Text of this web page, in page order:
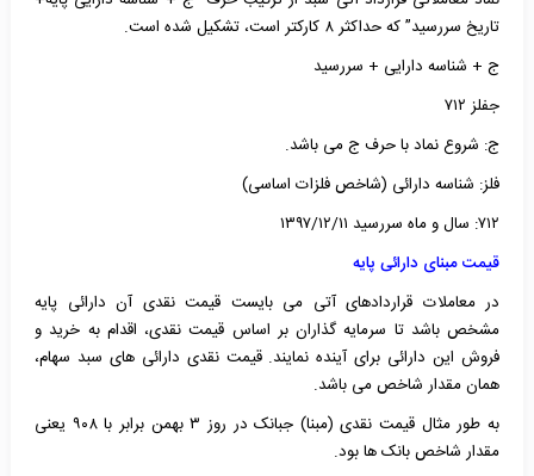
تاریخ سررسید” که حداکثر ۸ کارکتر است، تشکیل شده است.
ج + شناسه دارایی + سررسید
جفلز ۷۱۲
ج: شروع نماد با حرف ج می باشد.
فلز: شناسه دارائی (شاخص فلزات اساسی)
۷۱۲: سال و ماه سررسید ۱۳۹۷/۱۲/۱۱
قیمت مبنای دارائی پایه
در معاملات قراردادهای آتی می بایست قیمت نقدی آن دارائی پایه
مشخص باشد تا سرمایه گذاران بر اساس قیمت نقدی، اقدام به خرید و
فروش این دارائی برای آینده نمایند. قیمت نقدی دارائی های سبد سهام،
همان مقدار شاخص می باشد.
به طور مثال قیمت نقدی (مبنا) جبانک در روز ۳ بهمن برابر با ۹۰۸ یعنی
مقدار شاخص بانک ها بود.